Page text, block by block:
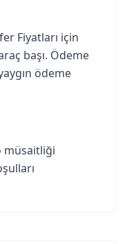
Fiyatları için
başı. Ödeme
ödeme
müsaitliği